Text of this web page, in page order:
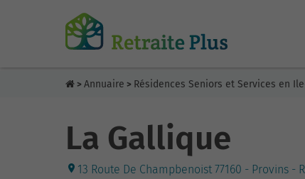
> Annuaire > Résidences Seniors et Services en
La Gallique
13 Route De Champbenoist 77160 - Provins -